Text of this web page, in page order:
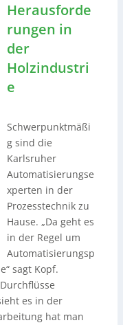
Herausforde
rungen in
der
Holzindustri
e
Schwerpunktmäßi
g sind die
Karlsruher
Automatisierungse
xperten in der
Prozesstechnik zu
Hause. „Da geht es
in der Regel um
Automatisierungsp
sagt Kopf.
es in der
hat man